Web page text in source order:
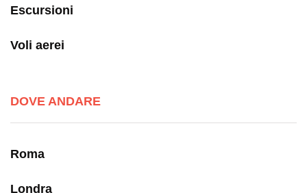
Escursioni
Voli aerei
DOVE ANDARE
Roma
Londra